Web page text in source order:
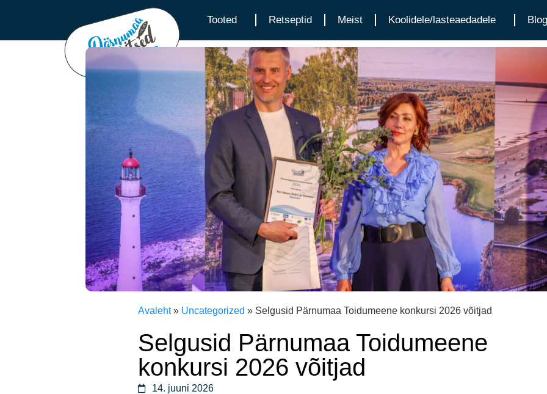
Tooted Retseptid Meist Koolidele/lasteaedadele
Avaleht» Uncategorized » Selgusid Pärnumaa Toidumeene konkursi 2026 võitjad
Selgusid Pärnumaa Toidumeene
konkursi 2026 võitjad
14. juuni 2026